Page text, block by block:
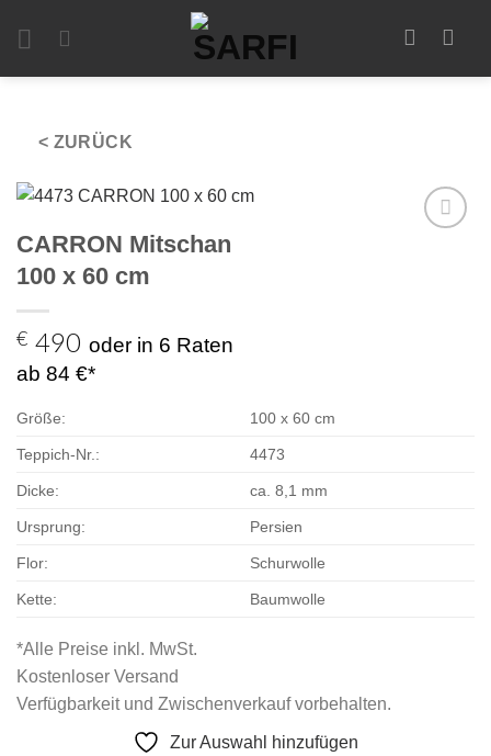
< ZURÜCK
CARRON Mitschan
100 x 60 cm
€ 490 oder in 6 Raten
ab 84 €*
Größe: 100 x 60 cm
Teppich-Nr.: 4473
Dicke: ca. 8,1 mm
Ursprung: Persien
Flor: Schurwolle
Kette: Baumwolle
*Alle Preise inkl. MwSt.
Kostenloser Versand
Verfügbarkeit und Zwischenverkauf vorbehalten.
Zur Auswahl hinzufügen